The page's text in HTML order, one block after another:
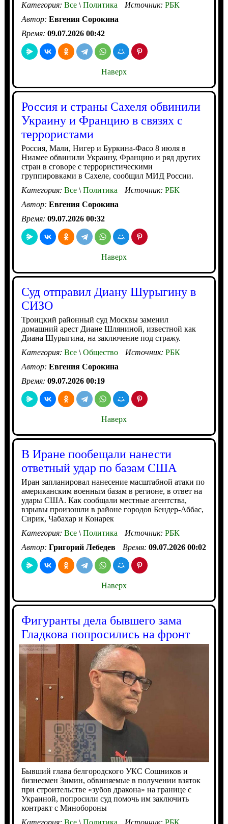
Категория: Все\Политика Источник: РБК
Автор: Евгения Сорокина
Время: 09.07.2026 00:42
Наверх
Россия и страны Сахеля обвинили
Украину и Францию в связях с
террористами
Россия, Мали, Нигер и Буркина-Фасо 8 июля в
Ниамее обвинили Украину, Францию и ряд других
стран в сговоре с террористическими
группировками в Сахеле, сообщил МИД России.
Категория: Все\Политика Источник: РБК
Автор: Евгения Сорокина
Время: 09.07.2026 00:32
Наверх
Суд отправил Диану Шурыгину в
СИЗО
Троицкий районный суд Москвы заменил
домашний арест Диане Шляниной, известной как
Диана Шурыгина, на заключение под стражу.
Категория: Все\Общество Источник: РБК
Автор: Евгения Сорокина
Время: 09.07.2026 00:19
Наверх
В Иране пообещали нанести
ответный удар по базам США
Иран запланировал нанесение масштабной атаки по
американским военным базам в регионе, в ответ на
удары США. Как сообщали местные агентства,
взрывы произошли в районе городов Бендер-Аббас,
Сирик, Чабахар и Конарек
Категория: Все\Политика Источник: РБК
Автор: Григорий Лебедев Время: 09.07.2026 00:02
Наверх
Фигуранты дела бывшего зама
Гладкова попросились на фронт
Бывший глава белгородского УКС Сошников и
бизнесмен Зимин, обвиняемые в получении взяток
при строительстве «зубов дракона» на границе с
Украиной, попросили суд помочь им заключить
контракт с Минобороны
Категория: Все\Политика Источник: РБК